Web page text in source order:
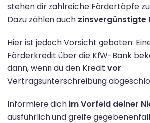
stehen dir zahlreiche Fördertöpfe
Dazu zählen auch zinsvergünstigte
Hier ist jedoch Vorsicht geboten:
Förderkredit über die KfW-Bank
dann, wenn du den Kredit vor
Vertragsunterschreibung
Informiere dich im Vorfeld deiner
ausführlich und greife